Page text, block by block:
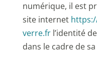
numérique, il est
site internet
verre.fr l’identité
dans le cadre de